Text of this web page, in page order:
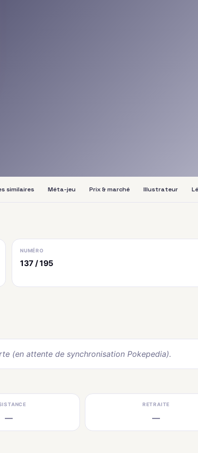
similaires Méta-jeu Prix & marché Illustrateur
NUMÉRO
137 / 195
(en attente de synchronisation Pokepedia).
—
RETRAITE
—